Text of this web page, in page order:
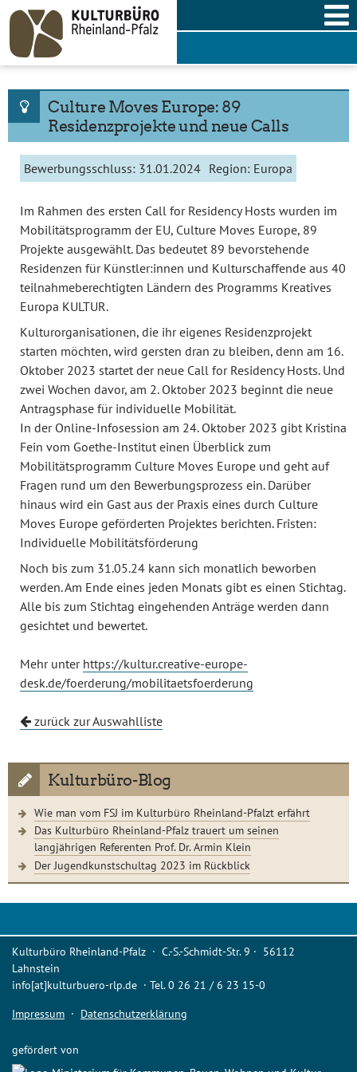
Skip
content
Culture Moves Europe: 89
Residenzprojekte und neue Calls
Bewerbungsschluss: 31.01.2024 Region: Europa
Im Rahmen des ersten Call for Residency Hosts wurden im
Mobilitätsprogramm der EU, Culture Moves Europe, 89
Projekte ausgewählt. Das bedeutet 89 bevorstehende
Residenzen für Künstler:innen und Kulturschaffende aus 40
teilnahmeberechtigten Ländern des Programms Kreatives
Europa KULTUR.
Kulturorganisationen, die ihr eigenes Residenzprojekt
starten möchten, wird gersten dran zu bleiben, denn am 16.
Oktober 2023 startet der neue Call for Residency Hosts. Und
zwei Wochen davor, am 2. Oktober 2023 beginnt die neue
Antragsphase für individuelle Mobilität.
In der Online-Infosession am 24. Oktober 2023 gibt Kristina
Fein vom Goethe-Institut einen Überblick zum
Mobilitätsprogramm Culture Moves Europe und geht auf
Fragen rund um den Bewerbungsprozess ein. Darüber
hinaus wird ein Gast aus der Praxis eines durch Culture
Moves Europe geförderten Projektes berichten. Fristen:
Individuelle Mobilitätsförderung
Noch bis zum 31.05.24 kann sich monatlich beworben
werden. Am Ende eines jeden Monats gibt es einen Stichtag.
Alle bis zum Stichtag eingehenden Anträge werden dann
gesichtet und bewertet.
Mehr unter https://kultur.creative-europe-
desk.de/foerderung/mobilitaetsfoerderung
zurück zur Auswahlliste
Kulturbüro-Blog
Wie man vom FSJ im Kulturbüro Rheinland-Pfalzt erfährt
Das Kulturbüro Rheinland-Pfalz trauert um seinen
langjährigen Referenten Prof. Dr. Armin Klein
Der Jugendkunstschultag 2023 im Rückblick
Kulturbüro Rheinland-Pfalz · C.-S.-Schmidt-Str. 9 · 56112
Lahnstein
info[at]kulturbuero-rlp.de · Tel. 0 26 21 / 6 23 15-0
Impressum · Datenschutzerklärung
gefördert von